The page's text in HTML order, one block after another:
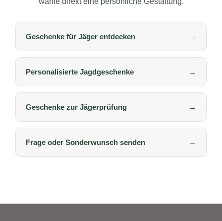
Geschenke für Jäger entdecken →
Personalisierte Jagdgeschenke →
Geschenke zur Jägerprüfung →
Frage oder Sonderwunsch senden →